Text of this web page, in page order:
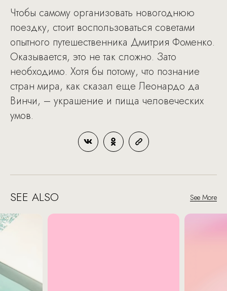
Чтобы самому организовать новогоднюю
поездку, стоит воспользоваться советами
опытного путешественника Дмитрия Фоменко.
Оказывается, это не так сложно. Зато
необходимо. Хотя бы потому, что познание
стран мира, как сказал еще Леонардо да
Винчи, – украшение и пища человеческих
умов.
SEE ALSO See More